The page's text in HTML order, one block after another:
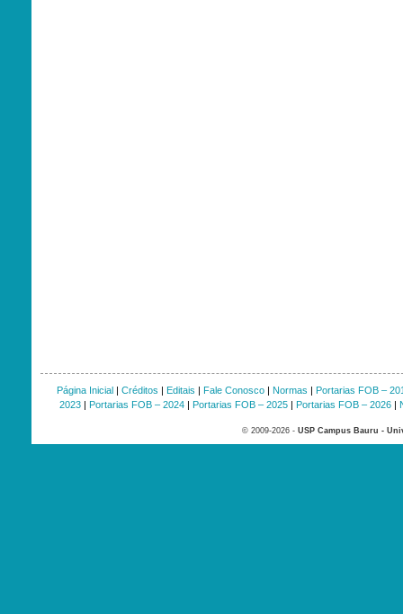
Página Inicial| Créditos | Editais | Fale Conosco| Normas | Portarias FOB –
2023| Portarias FOB – 2024| Portarias FOB – 2025| Portarias FOB – 2026|
© 2009-2026 - USP Campus Bauru -